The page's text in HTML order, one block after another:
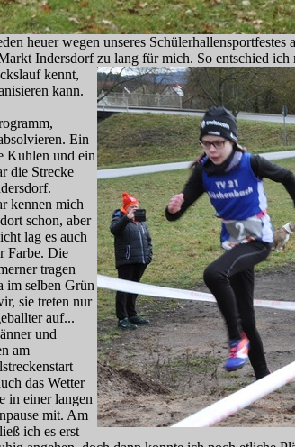
heuer wegen unseres
Indersdorf zu lang für mich. So entschied
kennt,
kann.
Ein
Kuhlen und ein
die Strecke
kennen mich
schon, aber
lag es auch
Farbe. Die
tragen
im selben Grün
sie treten nur
auf...
und
am
das Wetter
in einer langen
mit. Am
ich es erst